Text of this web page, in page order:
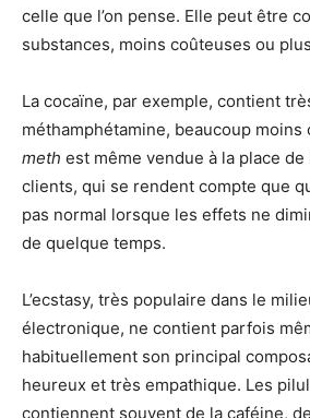
celle que l’on pense. Elle peut être
substances, moins coûteuses ou
La cocaïne, par exemple, contient
méthamphétamine, beaucoup moins
meth est même vendue à la place de
clients, qui se rendent compte que
pas normal lorsque les effets ne
de quelque temps.
L’ecstasy, très populaire dans le
électronique, ne contient parfois
habituellement son principal
heureux et très empathique. Les
contiennent souvent de la caféine,